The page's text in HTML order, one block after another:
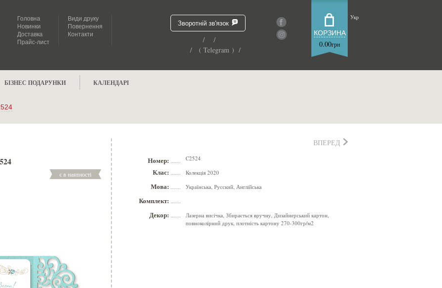
КОРЗИНА
0.00грн
Зворотній зв'язок
/ /
/ ( Telegram ) /
Головна
Новинки
Доставка
Прайс-лист
Види друку
Повернення
Контакти
Укр
БІЗНЕС ПОДАРУНКИ КАЛЕНДАРІ
ВПЕРЕД
є в наявності
Номер: C2524
Клас: Колекція 2020
Мова: Українська, Русский, Англійська
Комплект:
Декор:
Лазерна висічка, Збирається вручну, Дизайнерський картон,
повноколірний друк, плотність картону 270-300гр/м2